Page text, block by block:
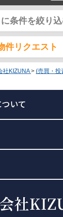
条件を絞り
件リクエスト
社KIZUNA > (売買・投
いて